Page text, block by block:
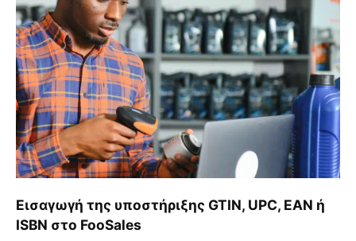
Εισαγωγή της υποστήριξης GTIN, UPC, EAN ή
ISBN στο FooSales
υποστήριξης
GTIN,
UPC,
EAN
ή
ISBN
στο
FooSales